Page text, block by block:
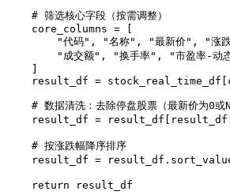
    # 筛选核心字段（按需调整）
    core_columns = [
"代码", "名称", "最新价", "涨
"成交额", "换手率", "市盈率-动
    ]
result_df =
# 数据清洗：去除停盘股票（最新价为0或
result_df =
    # 按涨跌幅降序排序
result_df =
    return result_df